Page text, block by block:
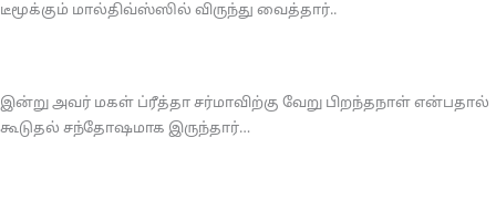
டீமூக்கும் மால்திவ்ஸ்ஸில் விருந்து வைத்தார்..
இன்று அவர் மகள் ப்ரீத்தா சர்மாவிற்கு வேறு பிறந்தநாள் என்பதால்
கூடுதல் சந்தோஷமாக இருந்தார்…